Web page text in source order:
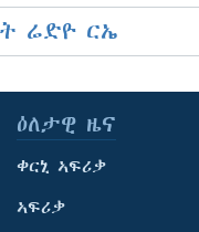
ሬድዮ ርኤ
ዕለታዊ ዜና
ቀርኒ ኣፍሪቃ
ኣፍሪቃ